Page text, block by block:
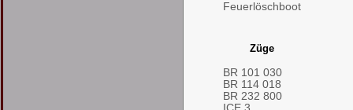
Feuerlöschboot
Züge
BR 101 030
BR 114 018
BR 232 800